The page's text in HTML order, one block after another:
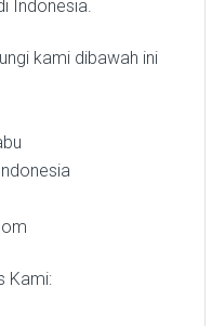
Indonesia.
kami dibawah ini
Kami: